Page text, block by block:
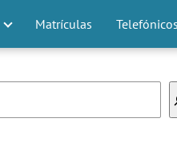
Matrículas Telefónicos